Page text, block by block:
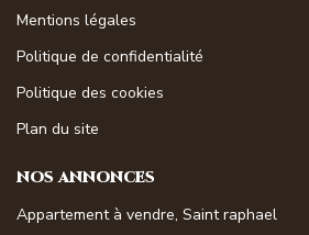
Mentions légales
Politique de confidentialité
Politique des cookies
Plan du site
NOS ANNONCES
Appartement à vendre, Saint raphael